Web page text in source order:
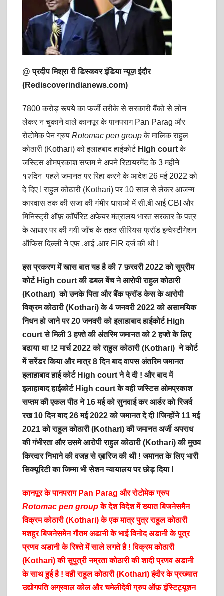
t
s
A
p
e
k
t
t
e
@ प्रदीप मिश्रा री डिस्कवर इंडिया न्यूज़ इंदौर
(Rediscoverindianews.com)
7800 करोड़ रूपये का फर्जी तरीके से सरकारी बैंको से लोन
लेकर न चुकाने वाले कानपूर के पानपराग Pan Parag और
रोटोमेक पेन ग्रुप Rotomac pen groupके मालिक राहुल
कोठारी (Kothari) को इलाहबाद हाईकोर्ट High courtके
जस्टिस ओमप्रकाश सप्तम ने अपने रिटायरमेंट के 3 महीने
१२दिन पहले जमानत पर रिहा करने के आदेश 26 मई 2022 को
दे दिए ! राहुल कोठारी (Kothari) पर 10 साल से लेकर आजन्म
कारवास तक की सजा की गंभीर धाराओ में सी.बी आई CBI और
मिनिस्ट्री ऑफ़ कॉर्पोरेट अफेयर मंत्रालय भारत सरकार के पत्र
के आधार पर की गयी जाँच के तहत सीरियस फ्रॉड इन्वेस्टीगेशन
ऑफिस दिल्ली ने एफ .आई .आर FIR दर्ज की थी !
इस प्रकरण में खास बात यह है की 7 फ़रवरी 2022 को सुप्रीम
कोर्ट High courtकी डबल बेंच ने आरोपी राहुल कोठारी
(Kothari) को उनके पिता और बैंक फ्रॉड केस के आरोपी
विक्रम कोठारी (Kothari) के 4 जनवरी 2022 को असामयिक
निधन हो जाने पर 20 जनवरी को इलाहाबाद हाईकोर्ट High
courtसे मिली 3 हफ्ते की अंतरिम जमानत को 2 हफ्ते के लिए
बढाया था !2 मार्च 2022 को राहुल कोठारी (Kothari) ने कोर्ट
में सरेंडर किया और मात्र 8 दिन बाद वापस अंतरिम जमानत
इलाहाबाद हाई कोर्ट High courtने दे दी ! और बाद में
इलाहाबाद हाईकोर्ट High courtके वही जस्टिस ओमप्रकाश
सप्तम की एकल पीठ ने 16 मई को सुनवाई कर आर्डर को रिजर्व
रख 10 दिन बाद 26 मई 2022 को जमानत दे दी !जिन्होंने 11 मई
2021 को राहुल कोठारी (Kothari) की जमानत अर्जी अपराध
की गंभीरता और उसमे आरोपी राहुल कोठारी (Kothari) की मुख्य
किरदार निभाने की वजह से ख़ारिज की थी ! जमानत के लिए भारी
सिक्यूरिटी का जिम्मा भी सेशन न्यायालय पर छोड़ दिया !
कानपूर के पानपराग Pan Parag और रोटोमेक ग्रुप
Rotomac pen groupके देश विदेश में ख्यात बिजनेसमैन
विक्रम कोठारी (Kothari) के एक मात्र पुत्र राहुल कोठारी
मशहूर बिजनेसमेन गौतम अडानी के भाई विनोद अडानी के पुत्र
प्रणव अडानी के रिश्ते में साले लगते है ! विक्रम कोठारी
(Kothari) की सुपुत्री नम्रता कोठारी की शादी प्रणव अडानी
के साथ हुई है ! वही राहुल कोठारी (Kothari) इंदौर के प्रख्यात
उद्योगपति अग्रवाल कोल और चमेलीदेवी ग्रुप ऑफ़ इंस्टिट्यूशन